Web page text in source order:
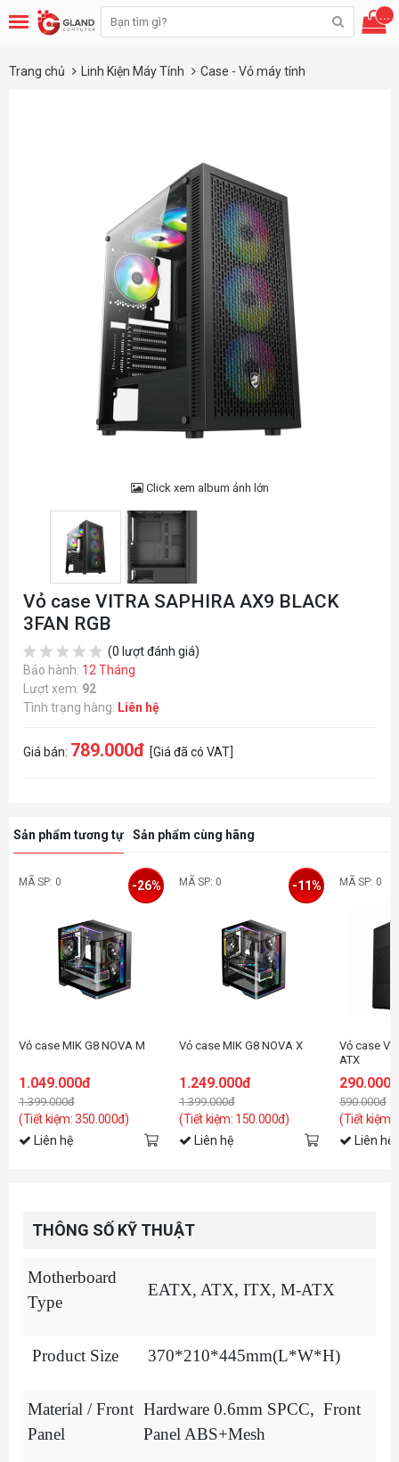
...
Trang chủ Linh Kiện Máy Tính Case - Vỏ máy tính
Click xem album ảnh lớn
Vỏ case VITRA SAPHIRA AX9 BLACK
3FAN RGB
(0 lượt đánh giá)
Bảo hành: 12 Tháng
Lượt xem: 92
Tình trạng hàng: Liên hệ
Giá bán: 789.000đ [Giá đã có VAT]
Sản phẩm tương tự Sản phẩm cùng hãng
MÃ SP: 0
Vỏ case MIK G8 NOVA M
1.049.000đ
1.399.000đ
(Tiết kiệm: 350.000đ)
-26%
Liên hệ
MÃ SP: 0
Vỏ case MIK G8 NOVA X
1.249.000đ
1.399.000đ
(Tiết kiệm: 150.000đ)
-11%
Liên hệ
MÃ SP: 0
Vỏ case
ATX
290.000đ
590.000đ
(Tiết kiệm:
Liên hệ
THÔNG SỐ KỸ THUẬT
Motherboard
Type
EATX, ATX, ITX, M-ATX
Product Size 370*210*445mm(L*W*H)
Material / Front
Panel
Hardware 0.6mm SPCC, Front
Panel ABS+Mesh